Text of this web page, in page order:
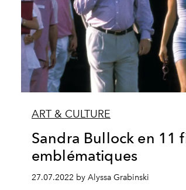
ART & CULTURE
Sandra Bullock en 11
emblématiques
27.07.2022 by Alyssa Grabinski